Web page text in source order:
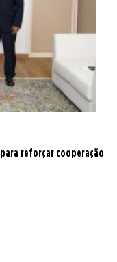
reforçar cooperação